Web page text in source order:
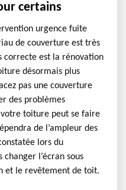
certains
urgence fuite
de couverture est très
correcte est la rénovation
désormais plus
pas une couverture
des problèmes
toiture peut se faire
de l’ampleur des
lors du
l’écran sous
et le revêtement de toit.